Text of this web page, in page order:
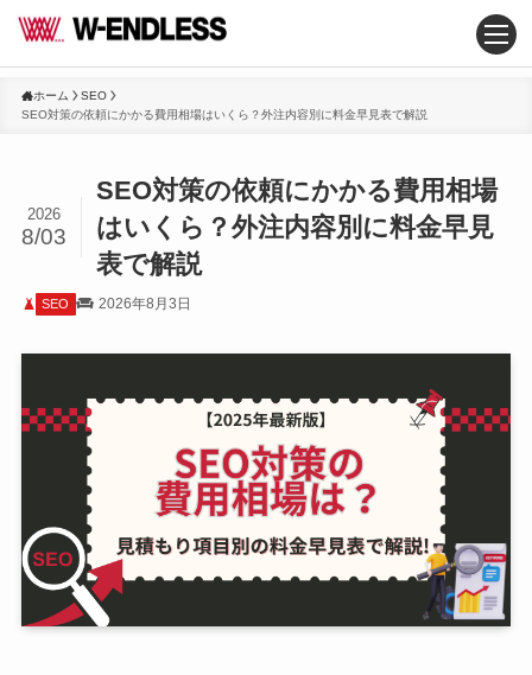
ホーム
SEO
SEO対策の依頼にかかる費用相場はいくら？外注内容別に料金早見表で解説
SEO対策の依頼にかかる費用相場
はいくら？外注内容別に料金早見
表で解説
2026
8/03
SEO 2026年8月3日